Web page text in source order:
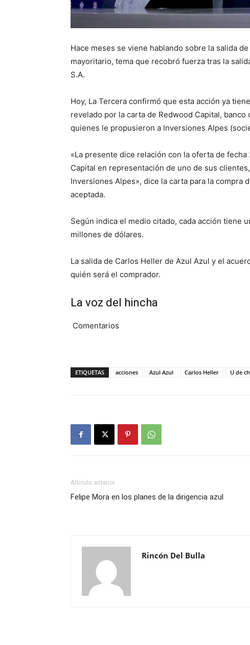
Hace meses se viene hablando sobre la salida
mayoritario, tema que recobró fuerza tras la
S.A.
Hoy, La Tercera confirmó que esta acción ya
revelado por la carta de Redwood Capital,
quienes le propusieron a Inversiones Alpes
«La presente dice relación con la oferta de
Capital en representación de uno de sus
Inversiones Alpes», dice la carta para la compra
aceptada.
Según indica el medio citado, cada acción tiene
millones de dólares.
La salida de Carlos Heller de Azul Azul y el
quién será el comprador.
La voz del hincha
Comentarios
ETIQUETAS acciones Azul Azul Carlos Heller U de
Artículo anterior
Felipe Mora en los planes de la dirigencia azul
Rincón Del Bulla